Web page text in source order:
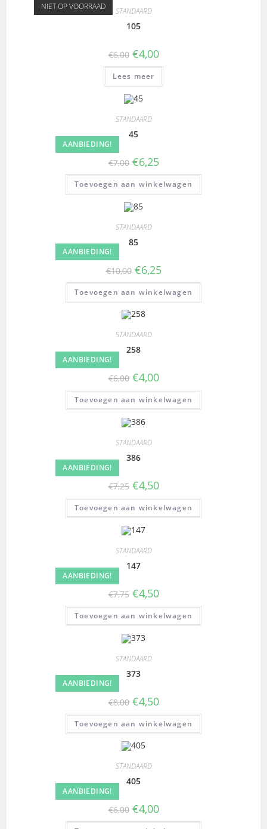
NIET OP VOORRAAD STANDAARD
105
€6,00 €4,00
Lees meer
AANBIEDING!
STANDAARD
45
€7,00 €6,25
Toevoegen aan winkelwagen
AANBIEDING!
STANDAARD
85
€10,00 €6,25
Toevoegen aan winkelwagen
AANBIEDING!
STANDAARD
258
€6,00 €4,00
Toevoegen aan winkelwagen
AANBIEDING!
STANDAARD
386
€7,25 €4,50
Toevoegen aan winkelwagen
AANBIEDING!
STANDAARD
147
€7,75 €4,50
Toevoegen aan winkelwagen
AANBIEDING!
STANDAARD
373
€8,00 €4,50
Toevoegen aan winkelwagen
AANBIEDING!
STANDAARD
405
€6,00 €4,00